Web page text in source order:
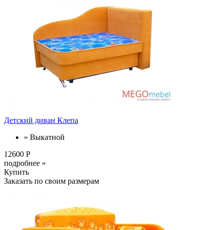
Детский диван Клепа
» Выкатной
12600 Р
подробнее »
Купить
Заказать по своим размерам